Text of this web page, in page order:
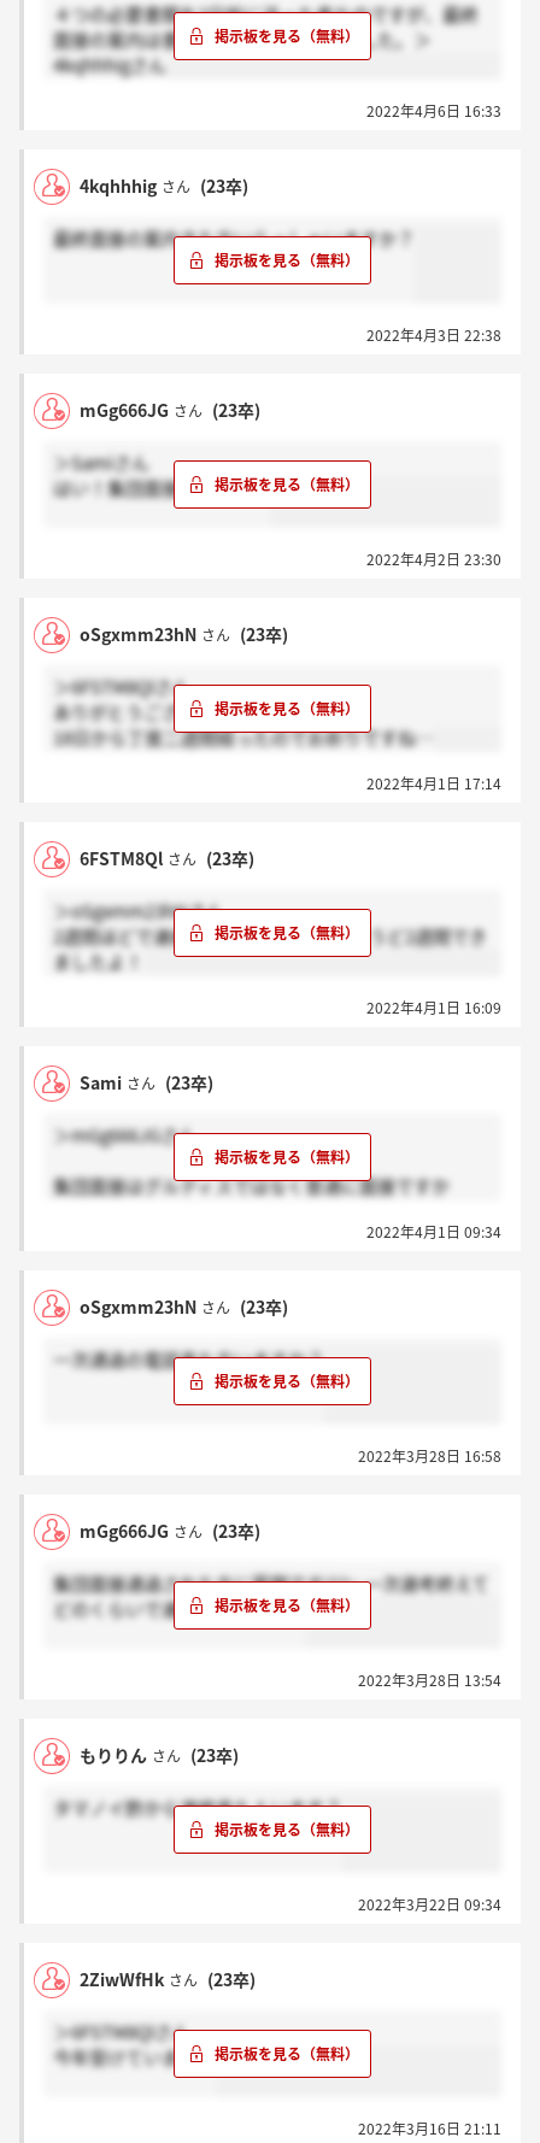
４つの必要書類を2日前に送った者なのですが、最終
面接の案内は書類確認次第と言われました。＞
4kqhhhigさん
2022年4月6日 16:33
4kqhhhig さん (23卒)
最終面接の案内きた方いらっしゃいますか？
2022年4月3日 22:38
mGg666JG さん (23卒)
＞Samiさん
はい！集団面接でしたよ。
2022年4月2日 23:30
oSgxmm23hN さん (23卒)
＞6FSTM8Qlさん
ありがとうございます！
18日から丁度二週間経ったのでお祈りですね…
2022年4月1日 17:14
6FSTM8Ql さん (23卒)
＞oSgxmm23hNさん
2週間ほどで連絡しますと言われ、ちょうど2週間でき
ましたよ！
2022年4月1日 16:09
Sami さん (23卒)
＞mGg666JGさん
集団面接はグルディスではなく普通に面接ですか
2022年4月1日 09:34
oSgxmm23hN さん (23卒)
一次通過の電話来た方いますか？
2022年3月28日 16:58
mGg666JG さん (23卒)
集団面接通過された方に質問です(^^;; 一次選考終えて
どのくらいで連絡きましたか？
2022年3月28日 13:54
もりりん さん (23卒)
タマノイ酢から連絡来た人います？
2022年3月22日 09:34
2ZiwWfHk さん (23卒)
＞6FSTM8Qlさん
今年受けています！
2022年3月16日 21:11